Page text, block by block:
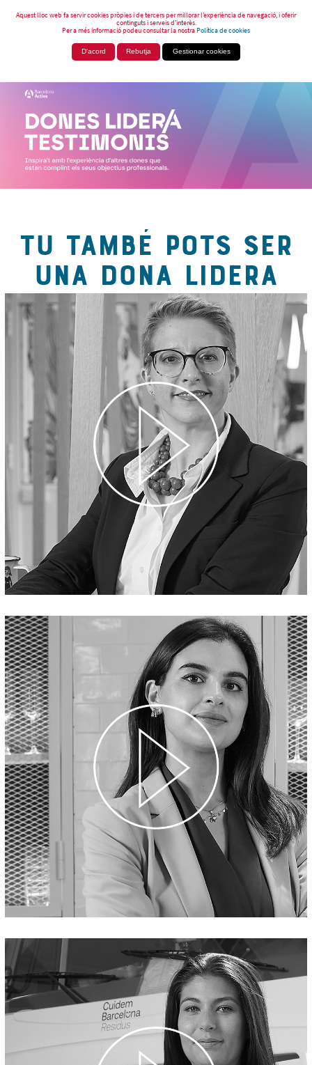
Aquest lloc web fa servir cookies pròpies i de tercers per millorar l’experiència de navegació, i oferir
continguts i serveis d’interès.
Per a més informació podeu consultar la nostraPolítica de cookies
D'acord Rebutja Gestionar cookies
TU TAMBÉ POTS SER
UNA DONA LIDERA